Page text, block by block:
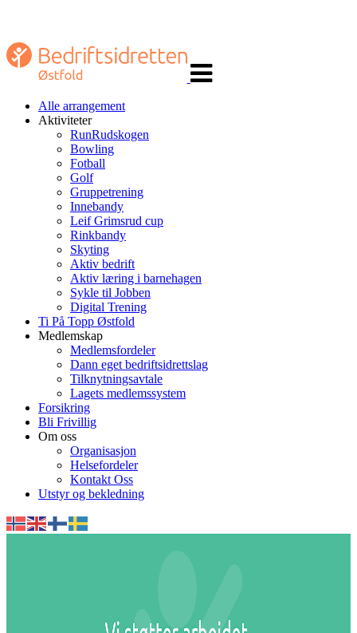
navigasjon
Alle arrangement
Aktiviteter
RunRudskogen
Bowling
Fotball
Golf
Gruppetrening
Innebandy
Leif Grimsrud cup
Rinkbandy
Skyting
Aktiv bedrift
Aktiv læring i barnehagen
Sykle til Jobben
Digital Trening
Ti På Topp Østfold
Medlemskap
Medlemsfordeler
Dann eget bedriftsidrettslag
Tilknytningsavtale
Lagets medlemssystem
Forsikring
Bli Frivillig
Om oss
Organisasjon
Helsefordeler
Kontakt Oss
Utstyr og bekledning